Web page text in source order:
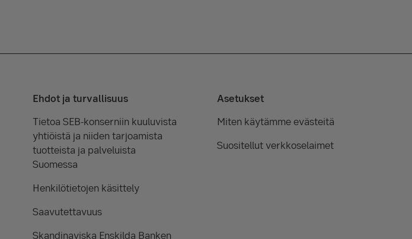
Ehdot ja turvallisuus
Tietoa SEB-konserniin kuuluvista
yhtiöistä ja niiden tarjoamista
tuotteista ja palveluista
Suomessa
Henkilötietojen käsittely
Saavutettavuus
Skandinaviska Enskilda Banken
Asetukset
Miten käytämme evästeitä
Suositellut verkkoselaimet